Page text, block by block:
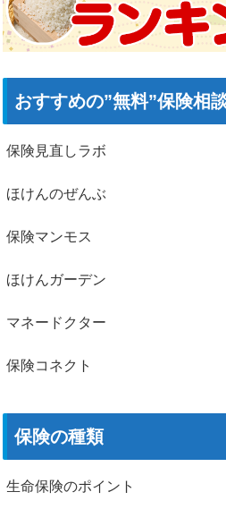
おすすめの”無料”保険相
保険見直しラボ
ほけんのぜんぶ
保険マンモス
ほけんガーデン
マネードクター
保険コネクト
保険の種類
生命保険のポイント